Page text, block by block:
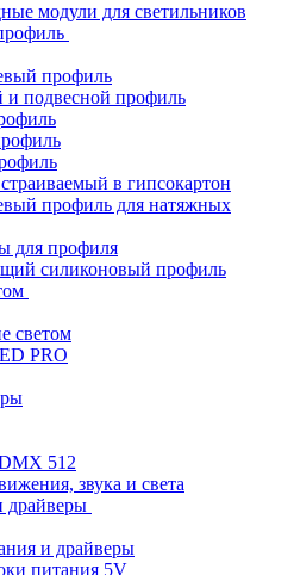
модули для светильников
профиль
и подвесной профиль
в гипсокартон
профиль для натяжных
для профиля
силиконовый профиль
светом
PRO
512
звука и света
драйверы
и драйверы
питания 5V